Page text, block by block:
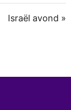
Israël avond »